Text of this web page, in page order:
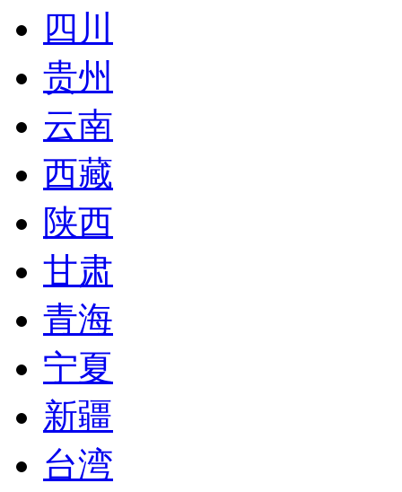
四川
贵州
云南
西藏
陕西
甘肃
青海
宁夏
新疆
台湾